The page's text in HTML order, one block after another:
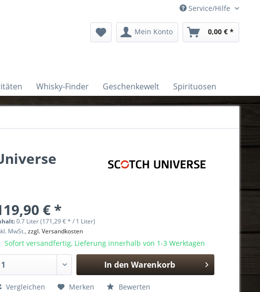
Service/Hilfe
Mein Konto 0,00 € *
Whisky-Finder Geschenkewelt Spirituosen
€ *
0.7 Liter (171,29 € * / 1 Liter)
MwSt.,zzgl. Versandkosten
Sofort versandfertig, Lieferung innerhalb von 1-3 Werktagen
In den Warenkorb
Hinzugefügt
Vergleichen Merken Bewerten